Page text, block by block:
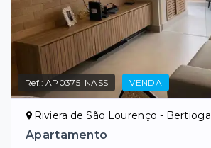
Ref.:AP0375_NASS VENDA
Riviera de São Lourenço -
Apartamento